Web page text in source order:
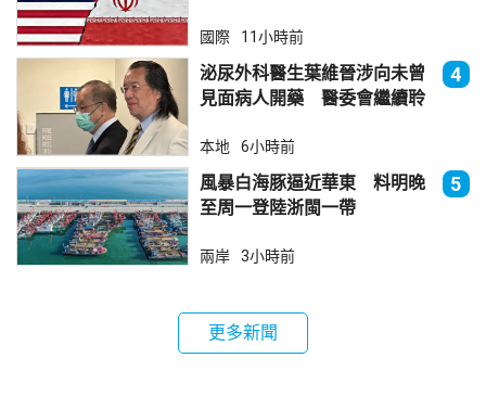
國際 11小時前
泌尿外科醫生葉維晉涉向未曾
見面病人開藥 醫委會繼續聆
4
本地 6小時前
風暴白海豚逼近華東 料明晚
至周一登陸浙閩一帶
5
兩岸 3小時前
更多新聞